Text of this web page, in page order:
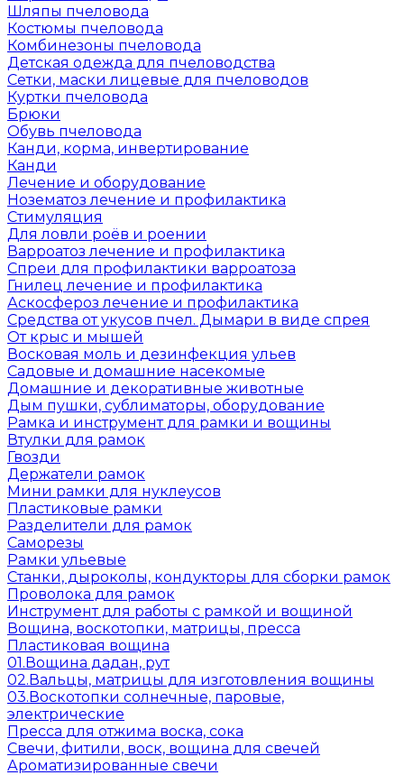
Шляпы пчеловода
Костюмы пчеловода
Комбинезоны пчеловода
Детская одежда для пчеловодства
Сетки, маски лицевые для пчеловодов
Куртки пчеловода
Брюки
Обувь пчеловода
Канди, корма, инвертирование
Канди
Лечение и оборудование
Нозематоз лечение и профилактика
Стимуляция
Для ловли роёв и роении
Варроатоз лечение и профилактика
Спреи для профилактики варроатоза
Гнилец лечение и профилактика
Аскосфероз лечение и профилактика
Средства от укусов пчел. Дымари в виде спрея
От крыс и мышей
Восковая моль и дезинфекция ульев
Садовые и домашние насекомые
Домашние и декоративные животные
Дым пушки, сублиматоры, оборудование
Рамка и инструмент для рамки и вощины
Втулки для рамок
Гвозди
Держатели рамок
Мини рамки для нуклеусов
Пластиковые рамки
Разделители для рамок
Саморезы
Рамки ульевые
Станки, дыроколы, кондукторы для сборки рамок
Проволока для рамок
Инструмент для работы с рамкой и вощиной
Вощина, воскотопки, матрицы, пресса
Пластиковая вощина
01.Вощина дадан, рут
02.Вальцы, матрицы для изготовления вощины
03.Воскотопки солнечные, паровые,
электрические
Пресса для отжима воска, сока
Свечи, фитили, воск, вощина для свечей
Ароматизированные свечи